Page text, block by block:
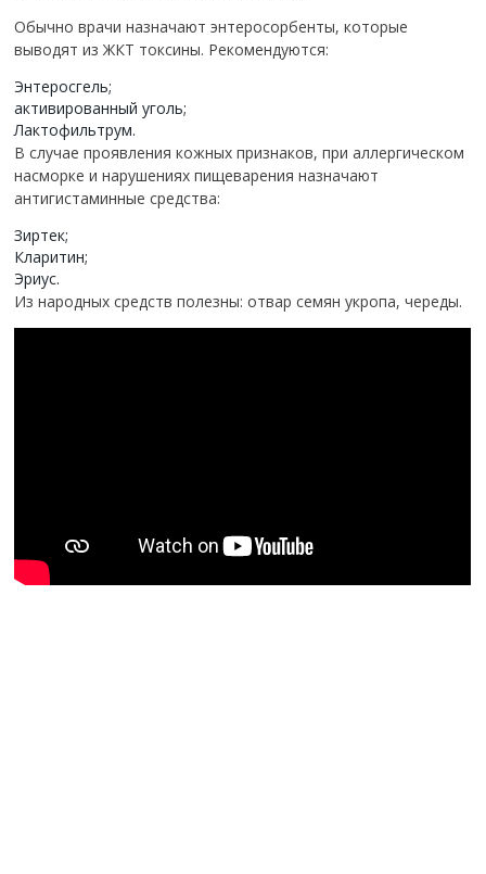
Обычно врачи назначают энтеросорбенты, которые
выводят из ЖКТ токсины. Рекомендуются:
Энтеросгель;
активированный уголь;
Лактофильтрум.
В случае проявления кожных признаков, при аллергическом
насморке и нарушениях пищеварения назначают
антигистаминные средства:
Зиртек;
Кларитин;
Эриус.
Из народных средств полезны: отвар семян укропа, череды.